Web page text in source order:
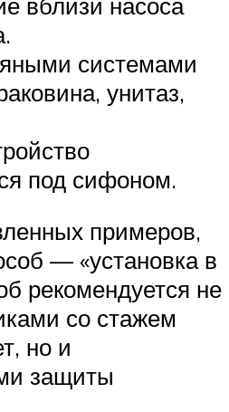
системами
унитаз,
под сифоном.
примеров,
— «установка в
рекомендуется не
со стажем
но и
защиты